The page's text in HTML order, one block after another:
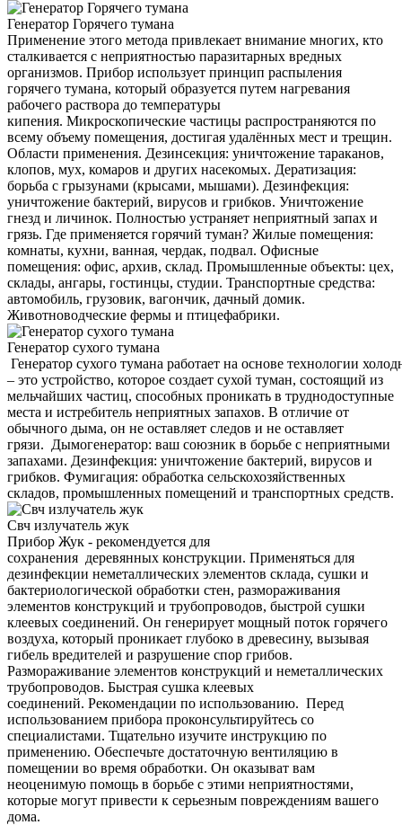
Генератор Горячего тумана
Применение этого метода привлекает внимание многих, кто
сталкивается с неприятностью паразитарных вредных
организмов. Прибор использует принцип распыления
горячего тумана, который образуется путем нагревания
рабочего раствора до температуры
кипения. Микроскопические частицы распространяются по
всему объему помещения, достигая удалённых мест и трещин.
Области применения. Дезинсекция: уничтожение тараканов,
клопов, мух, комаров и других насекомых. Дератизация:
борьба с грызунами (крысами, мышами). Дезинфекция:
уничтожение бактерий, вирусов и грибков. Уничтожение
гнезд и личинок. Полностью устраняет неприятный запах и
грязь. Где применяется горячий туман? Жилые помещения:
комнаты, кухни, ванная, чердак, подвал. Офисные
помещения: офис, архив, склад. Промышленные объекты: цех,
склады, ангары, гостинцы, студии. Транспортные средства:
автомобиль, грузовик, вагончик, дачный домик.
Животноводческие фермы и птицефабрики.
Генератор сухого тумана
Генератор сухого тумана работает на основе технологии
– это устройство, которое создает сухой туман, состоящий из
мельчайших частиц, способных проникать в труднодоступные
места и истребитель неприятных запахов. В отличие от
обычного дыма, он не оставляет следов и не оставляет
грязи. Дымогенератор: ваш союзник в борьбе с неприятными
запахами. Дезинфекция: уничтожение бактерий, вирусов и
грибков. Фумигация: обработка сельскохозяйственных
складов, промышленных помещений и транспортных средств.
Свч излучатель жук
Прибор Жук - рекомендуется для
сохранения деревянных конструкции. Применяться для
дезинфекции неметаллических элементов склада, сушки и
бактериологической обработки стен, размораживания
элементов конструкций и трубопроводов, быстрой сушки
клеевых соединений. Он генерирует мощный поток горячего
воздуха, который проникает глубоко в древесину, вызывая
гибель вредителей и разрушение спор грибов.
Размораживание элементов конструкций и неметаллических
трубопроводов. Быстрая сушка клеевых
соединений. Рекомендации по использованию. Перед
использованием прибора проконсультируйтесь со
специалистами. Тщательно изучите инструкцию по
применению. Обеспечьте достаточную вентиляцию в
помещении во время обработки. Он оказыват вам
неоценимую помощь в борьбе с этими неприятностями,
которые могут привести к серьезным повреждениям вашего
дома.